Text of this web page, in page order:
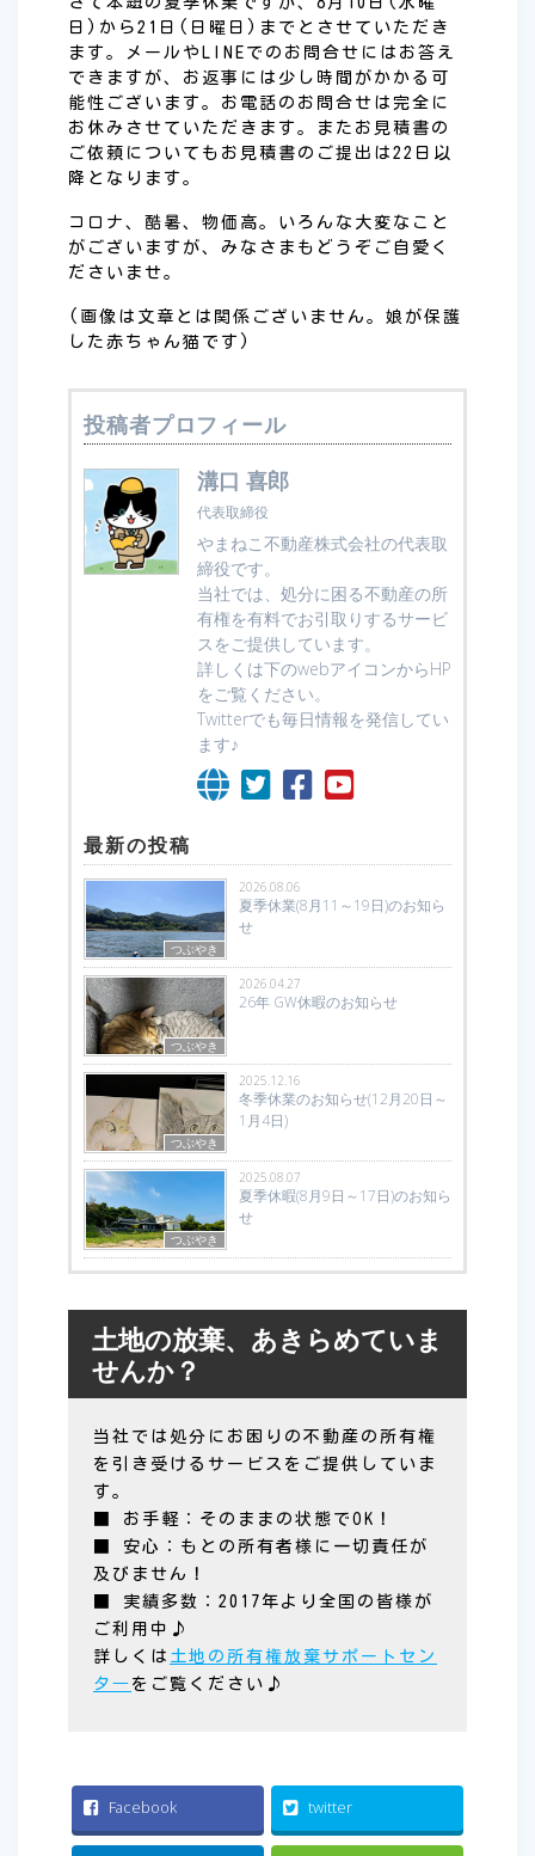
日)から21日(日曜日)までとさせていただき
ます。メールやLINEでのお問合せにはお答え
できますが、お返事には少し時間がかかる可
能性ございます。お電話のお問合せは完全に
お休みさせていただきます。またお見積書の
ご依頼についてもお見積書のご提出は22日以
降となります。
コロナ、酷暑、物価高。いろんな大変なこと
がございますが、みなさまもどうぞご自愛く
ださいませ。
(画像は文章とは関係ございません。娘が保護
した赤ちゃん猫です)
投稿者プロフィール
溝口 喜郎
代表取締役
やまねこ不動産株式会社の代表取
締役です。
当社では、処分に困る不動産の所
有権を有料でお引取りするサービ
スをご提供しています。
詳しくは下のwebアイコンからHP
をご覧ください。
Twitterでも毎日情報を発信してい
ます♪
最新の投稿
つぶやき
2026.08.06
夏季休業(8月11～19日)のお知ら
せ
つぶやき
2026.04.27
26年 GW休暇のお知らせ
つぶやき
2025.12.16
冬季休業のお知らせ(12月20日～
1月4日)
つぶやき
2025.08.07
夏季休暇(8月9日～17日)のお知ら
せ
土地の放棄、あきらめていま
せんか？
当社では処分にお困りの不動産の所有権
を引き受けるサービスをご提供していま
す。
■ お手軽：そのままの状態でOK！
■ 安心：もとの所有者様に一切責任が
及びません！
■ 実績多数：2017年より全国の皆様が
ご利用中♪
詳しくは 土地の所有権放棄サポートセン
タ― をご覧ください♪
Facebook twitter